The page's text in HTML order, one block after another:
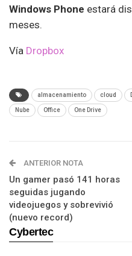
Windows Phone estará
meses.
Vía Dropbox
almacenamiento cloud
Nube Office One Drive
ANTERIOR NOTA
Un gamer pasó 141 horas
seguidas jugando
videojuegos y sobrevivió
(nuevo record)
Cybertec